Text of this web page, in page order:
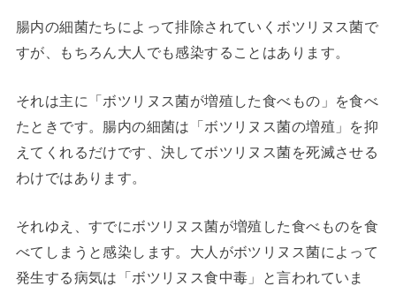
腸内の細菌たちによって排除されていくボツリヌス菌で
すが、もちろん大人でも感染することはあります。
それは主に「ボツリヌス菌が増殖した食べもの」を食べ
たときです。腸内の細菌は「ボツリヌス菌の増殖」を抑
えてくれるだけです、決してボツリヌス菌を死滅させる
わけではあります。
それゆえ、すでにボツリヌス菌が増殖した食べものを食
べてしまうと感染します。大人がボツリヌス菌によって
発生する病気は「ボツリヌス食中毒」と言われていま